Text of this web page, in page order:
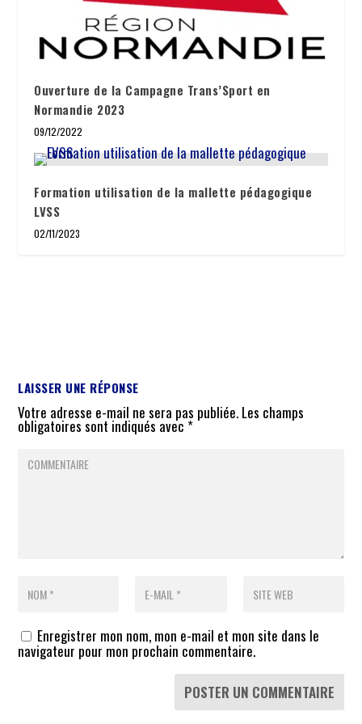
Ouverture de la Campagne Trans’Sport en
Normandie 2023
09/12/2022
Formation utilisation de la mallette pédagogique
LVSS
02/11/2023
LAISSER UNE RÉPONSE
Votre adresse e-mail ne sera pas publiée. Les champs
obligatoires sont indiqués avec *
Enregistrer mon nom, mon e-mail et mon site dans le
navigateur pour mon prochain commentaire.